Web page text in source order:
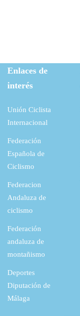
Enlaces de
interés
Unión Ciclista
Internacional
Federación
Española de
Ciclismo
Federacion
Andaluza de
ciclismo
Federación
andaluza de
montañismo
Deportes
Diputación de
Málaga